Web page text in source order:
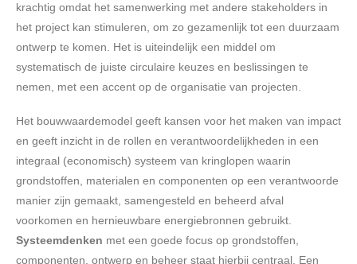
krachtig omdat het samenwerking met andere stakeholders in
het project kan stimuleren, om zo gezamenlijk tot een duurzaam
ontwerp te komen. Het is uiteindelijk een middel om
systematisch de juiste circulaire keuzes en beslissingen te
nemen, met een accent op de organisatie van projecten.
Het bouwwaardemodel geeft kansen voor het maken van impact
en geeft inzicht in de rollen en verantwoordelijkheden in een
integraal (economisch) systeem van kringlopen waarin
grondstoffen, materialen en componenten op een verantwoorde
manier zijn gemaakt, samengesteld en beheerd afval
voorkomen en hernieuwbare energiebronnen gebruikt
Systeemdenken met een goede focus op grondstoffen,
componenten, ontwerp en beheer staat hierbij centraal. Een